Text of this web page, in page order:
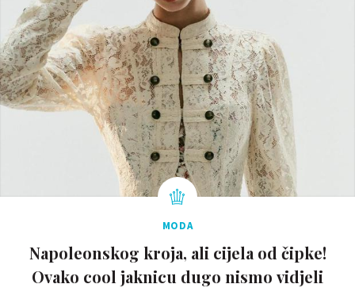
MODA
Napoleonskog kroja, ali cijela od čipke!
Ovako cool jaknicu dugo nismo vidjeli